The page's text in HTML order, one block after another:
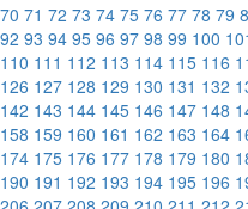
70 71 72 73 74 75 76 77 78 79
92 93 94 95 96 97 98 99 100
110 111 112 113 114 115 116
126 127 128 129 130 131 132
142 143 144 145 146 147 148
158 159 160 161 162 163 164
174 175 176 177 178 179 180
190 191 192 193 194 195 196